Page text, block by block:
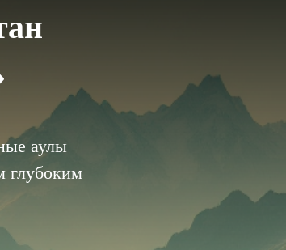
аулы
глубоким